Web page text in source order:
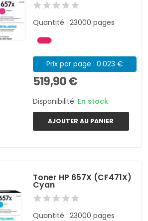
Quantité : 23000 pages
Prix par page : 0.023 €
519,90 €
Disponibilité: En stock
AJOUTER AU PANIER
Toner HP 657X (CF471X)
Cyan
Quantité : 23000 pages